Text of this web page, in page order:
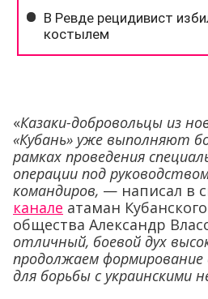
«Казаки-добровольцы из
«Кубань» уже выполняют
рамках проведения
операции под
командиров, — написал в
канале атаман
общества Александр
отличный, боевой дух
продолжаем
для борьбы с украинскими